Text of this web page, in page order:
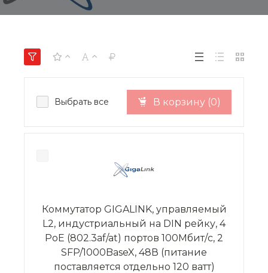
Выбрать все В корзину (0)
Коммутатор GIGALINK, управляемый
L2, индустриальный на DIN рейку, 4
PoE (802.3af/at) портов 100Мбит/с, 2
SFP/1000BaseX, 48В (питание
поставляется отдельно 120 ватт)